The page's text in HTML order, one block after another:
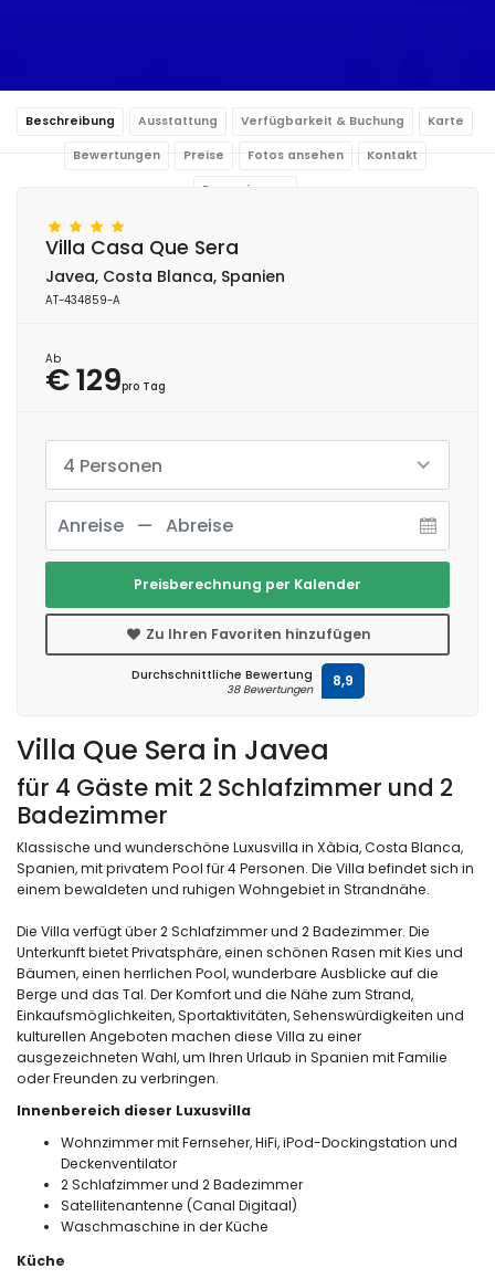
Beschreibung Ausstattung Verfügbarkeit & Buchung Karte
Bewertungen Preise Fotos ansehen Kontakt
Reservierung
Villa Que Sera in Javea
für 4 Gäste mit 2 Schlafzimmer und 2
Badezimmer
Klassische und wunderschöne Luxusvilla in Xàbia, Costa Blanca,
Spanien, mit privatem Pool für 4 Personen. Die Villa befindet sich in
einem bewaldeten und ruhigen Wohngebiet in Strandnähe.
Die Villa verfügt über 2 Schlafzimmer und 2 Badezimmer. Die
Unterkunft bietet Privatsphäre, einen schönen Rasen mit Kies und
Bäumen, einen herrlichen Pool, wunderbare Ausblicke auf die
Berge und das Tal. Der Komfort und die Nähe zum Strand,
Einkaufsmöglichkeiten, Sportaktivitäten, Sehenswürdigkeiten und
kulturellen Angeboten machen diese Villa zu einer
ausgezeichneten Wahl, um Ihren Urlaub in Spanien mit Familie
oder Freunden zu verbringen.
Innenbereich dieser Luxusvilla
Wohnzimmer mit Fernseher, HiFi, iPod-Dockingstation und
Deckenventilator
2 Schlafzimmer und 2 Badezimmer
Satellitenantenne (Canal Digitaal)
Waschmaschine in der Küche
Küche
Villa Casa Que Sera
Javea, Costa Blanca, Spanien
AT-434859-A
Ab
€ 129pro Tag
4 Personen
Preisberechnung per Kalender
Zu Ihren Favoriten hinzufügen
Durchschnittliche Bewertung
38 Bewertungen 8,9